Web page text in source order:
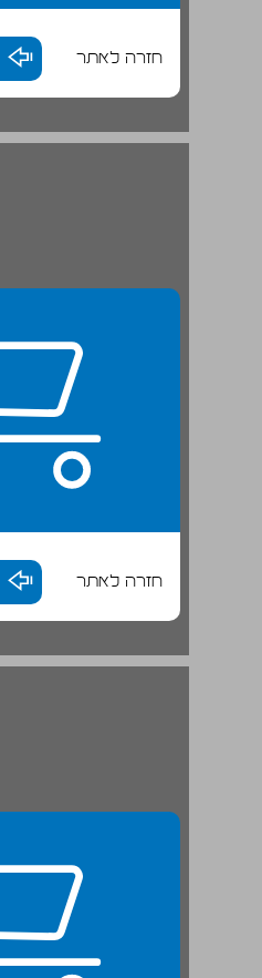
חזרה לאתר
חזרה לאתר